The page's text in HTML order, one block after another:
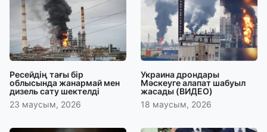
Ресейдің тағы бір
облысында жанармай мен
дизель сату шектелді
23 маусым, 2026
Украина дрондары
Мәскеуге алапат шабуыл
жасады (ВИДЕО)
18 маусым, 2026